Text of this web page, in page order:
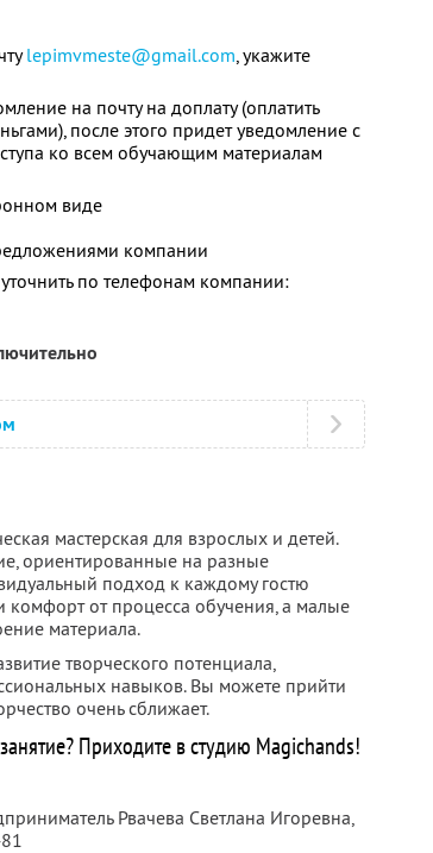
lepimvmeste@gmail.com, укажите
на почту на доплату (оплатить
после этого придет уведомление с
ко всем обучающим материалам
виде
компании
по телефонам компании:
мастерская для взрослых и детей.
ориентированные на разные
подход к каждому гостю
комфорт от процесса обучения, а малые
материала.
творческого потенциала,
навыков. Вы можете прийти
очень сближает.
Приходите в студию Magichands!
Рвачева Светлана Игоревна,